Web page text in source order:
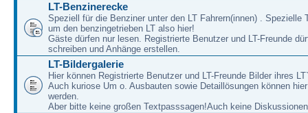
LT-Benzinerecke
Speziell für die Benziner unter den LT Fahrern(innen) . Spezielle
um den benzingetrieben LT also hier!
Gäste dürfen nur lesen. Registrierte Benutzer und LT-Freunde
schreiben und Anhänge erstellen.
LT-Bildergalerie
Hier können Registrierte Benutzer und LT-Freunde Bilder ihres
Auch kuriose Um o. Ausbauten sowie Detaillösungen können
werden.
Aber bitte keine großen Textpasssagen!Auch keine